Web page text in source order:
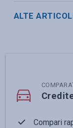
ALTE
Compari